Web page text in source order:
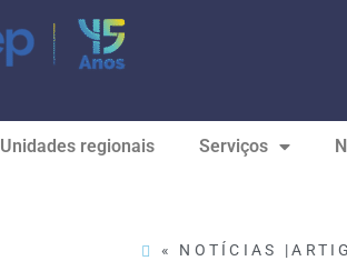
Unidades regionais Serviços
« NOTÍCIAS |